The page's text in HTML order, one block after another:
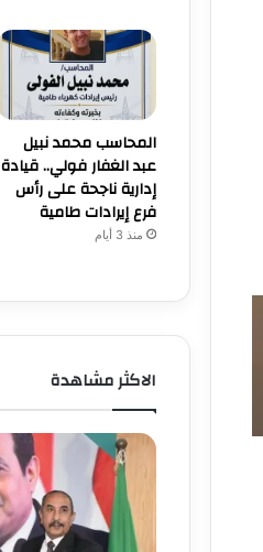
المحاسب محمد نبيل
عبد الغفار فولي.. قيادة
إدارية ناجحة على رأس
فرع إيرادات طامية
منذ 3 أيام
الاكثر مشاهدة